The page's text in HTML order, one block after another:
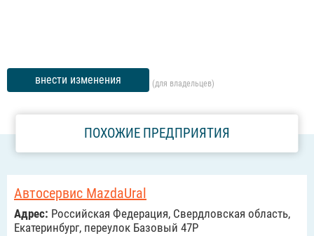
внести изменения (для владельцев)
ПОХОЖИЕ ПРЕДПРИЯТИЯ
Автосервис MazdaUral
Адрес: Российcкая Федерация, Свердловская область,
Екатеринбург, переулок Базовый 47Р